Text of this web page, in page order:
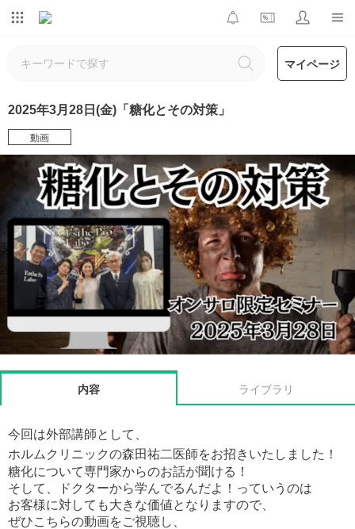
マイページ
2025年3月28日(金)「糖化とその対策」
動画
内容 ライブラリ
今回は外部講師として、
ホルムクリニックの森田祐二医師をお招きいたしました！
糖化について専門家からのお話が聞ける！
そして、ドクターから学んでるんだよ！っていうのは
お客様に対しても大きな価値となりますので、
ぜひこちらの動画をご視聴し、